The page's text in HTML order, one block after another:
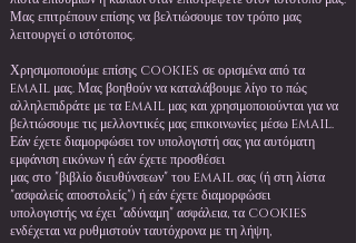
Μας επιτρέπουν επίσης να βελτιώσουμε τον τρόπο μας
λειτουργεί ο ιστότοπος.
Χρησιμοποιούμε επίσης cookies σε ορισμένα από τα
email μας. Μας βοηθούν να καταλάβουμε λίγο το πώς
αλληλεπιδράτε με τα email μας και χρησιμοποιούνται για να
βελτιώσουμε τις μελλοντικές μας επικοινωνίες μέσω email.
Εάν έχετε διαμορφώσει τον υπολογιστή σας για αυτόματη
εμφάνιση εικόνων ή εάν έχετε προσθέσει
μας στο "βιβλίο διευθύνσεων" του email σας (ή στη λίστα
"ασφαλείς αποστολείς") ή εάν έχετε διαμορφώσει
υπολογιστής να έχει "αδύναμη" ασφάλεια, τα cookies
ενδέχεται να ρυθμιστούν ταυτόχρονα με τη λήψη,